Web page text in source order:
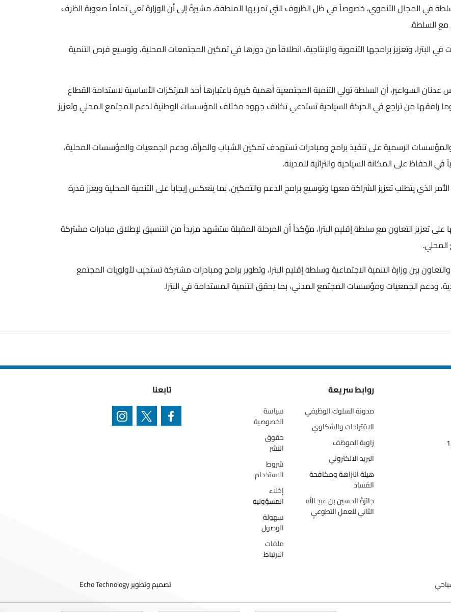
في المجال التنموي، خصوصاً في ظل الظروف التي تمر بها المنطقة، مشيرةً إلى أن الوزارة تعي تماماً صعوبة الظرف
السلطة.
وتعزيز برامجها التنموية والإنتاجية، انطلاقاً من دورها في تمكين المجتمعات المحلية، وتوسيع فرص التنمية
أن السلطة تولي التنمية المجتمعية أهمية كبيرة باعتبارها أحد المرتكزات الأساسية لاستدامة القطاع
رافقها من تراجع في الحركة السياحية تستدعي تكاتف جهود مختلف المؤسسات الوطنية لدعم المجتمع المحلي وتعزيز
الرسمية على تنفيذ برامج ومبادرات تستهدف تمكين الشباب والمرأة، ودعم الجمعيات والمؤسسات المحلية،
على المكانة السياحية والتراثية للمدينة.
الذي يتطلب تعزيز الشراكة معها وتوسيع برامج الدعم والتمكين، بما ينعكس إيجاباً على التنمية المحلية ويعزز قدرة
تعزيز التعاون مع سلطة إقليم البترا، مؤكداً أن المرحلة المقبلة ستشهد مزيداً من التنسيق لإطلاق مبادرات مشتركة
بين وزارة التنمية الاجتماعية وسلطة إقليم البترا، وتطوير برامج ومبادرات مشتركة تستجيب لأولويات المجتمع
ودعم الجمعيات ومؤسسات المجتمع المدني، بما يحقق التنمية المستدامة في البترا.
روابط سريعة
مدونة السلوك الوظيفي
الاقتراحات والشكاوي
زاوية الموظف
البريد الالكتروني
هيئة النزاهة ومكافحة
الفساد
جائزةُ الحسين بن عبدِ الله
الثاني للعملِ التطوعيِ
سياسة
الخصوصية
حقوق
النشر
شروط
الاستخدام
إخلاء
المسؤولية
سهولة
الوصول
ملفات
الارتباط
تابعنا
تصميم وتطويرEcho Technology